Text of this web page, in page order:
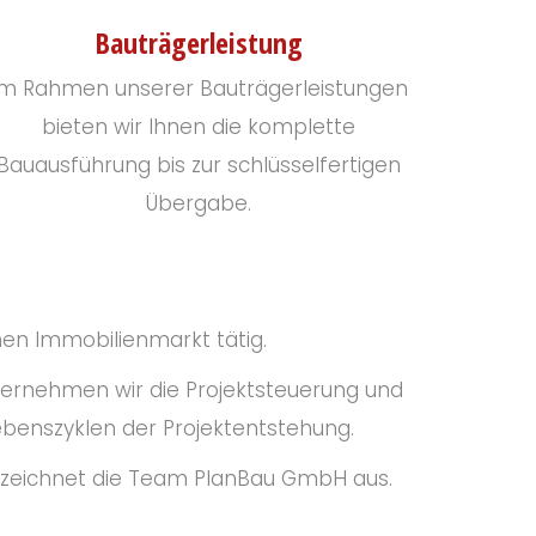
Bauträgerleistung
Rahmen unserer Bauträgerleistungen
bieten wir Ihnen die komplette
bis zur schlüsselfertigen
Übergabe.
Immobilienmarkt tätig.
wir die Projektsteuerung und
der Projektentstehung.
die Team PlanBau GmbH aus.